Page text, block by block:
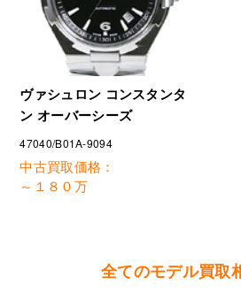
ヴァシュロン コンスタンタ
ン オーバーシーズ
47040/B01A-9094
中古買取価格：
～１８０万
全てのモデル買取